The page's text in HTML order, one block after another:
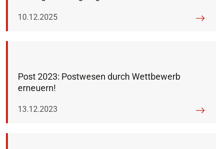
Veröffentlicht am:
10.12.2025
Post 2023: Postwesen durch Wettbewerb
erneuern!
Veröffentlicht am:
13.12.2023